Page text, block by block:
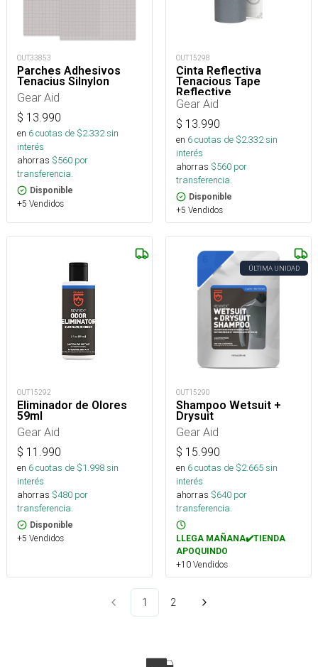
OUT33853
Parches Adhesivos
Tenacius Silnylon
Gear Aid
$ 13.990
en 6cuotas de $2.332sin
interés
ahorras $560 por
transferencia.
Disponible
+5 Vendidos
OUT15298
Cinta Reflectiva
Tenacious Tape
Reflective
Gear Aid
$ 13.990
en 6cuotas de $2.332sin
interés
ahorras $560 por
transferencia.
Disponible
+5 Vendidos
OUT15292
Eliminador de Olores
59ml
Gear Aid
$ 11.990
en 6cuotas de $1.998sin
interés
ahorras $480 por
transferencia.
Disponible
+5 Vendidos
ÚLTIMA UNIDAD
OUT15290
Shampoo Wetsuit +
Drysuit
Gear Aid
$ 15.990
en 6cuotas de $2.665sin
interés
ahorras $640 por
transferencia.
LLEGA MAÑANA✔️TIENDA
APOQUINDO
+10 Vendidos
1 2